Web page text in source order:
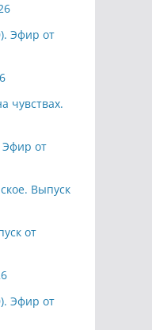
Эфир от
чувствах.
Эфир от
Выпуск
от
Эфир от